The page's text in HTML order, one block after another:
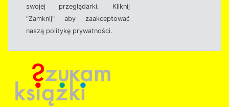
swojej przeglądarki. Kliknij
"Zamknij" aby zaakceptować
naszą politykę prywatności.